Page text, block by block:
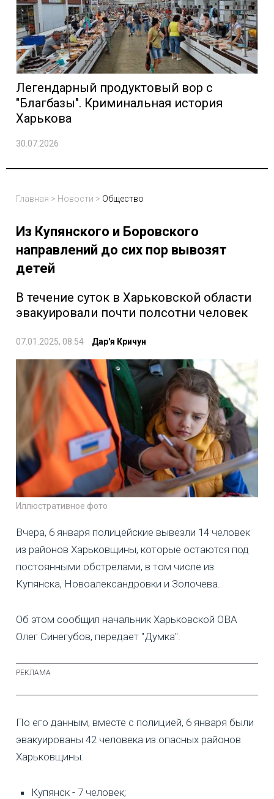
Легендарный продуктовый вор с
"Благбазы". Криминальная история
Харькова
30.07.2026
Главная > Новости > Общество
Из Купянского и Боровского
направлений до сих пор вывозят
детей
В течение суток в Харьковской области
эвакуировали почти полсотни человек
07.01.2025, 08:54 Дар'я Кричун
Иллюстративное фото
Вчера, 6 января полицейские вывезли 14 человек
из районов Харьковщины, которые остаются под
постоянными обстрелами, в том числе из
Купянска, Новоалександровки и Золочева.
Об этом сообщил начальник Харьковской ОВА
Олег Синегубов, передает "Думка".
По его данным, вместе с полицией, 6 января были
эвакуированы 42 человека из опасных районов
Харьковщины.
Купянск - 7 человек;